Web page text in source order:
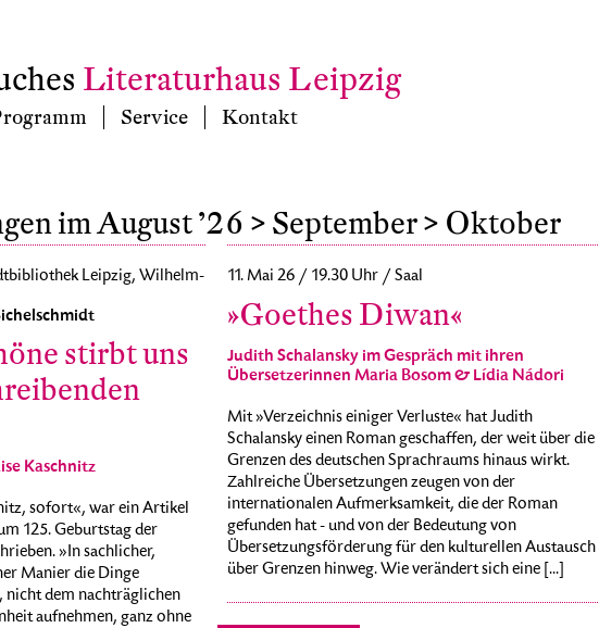
Literaturhaus Leipzig
Service Kontakt
im August ’26 > September> Oktober
Leipzig, Wilhelm-
stirbt uns
Kaschnitz
sofort«, war ein Artikel
125. Geburtstag der
»In sachlicher,
Manier die Dinge
nicht dem nachträglichen
aufnehmen, ganz ohne
11. Mai 26 / 19.30 Uhr / Saal
»Goethes Diwan«
Judith Schalansky im Gespräch mit ihren
Übersetzerinnen Maria Bosom & Lídia Nádori
Mit »Verzeichnis einiger Verluste« hat Judith
Schalansky einen Roman geschaffen, der weit über die
Grenzen des deutschen Sprachraums hinaus wirkt.
Zahlreiche Übersetzungen zeugen von der
internationalen Aufmerksamkeit, die der Roman
gefunden hat - und von der Bedeutung von
Übersetzungsförderung für den kulturellen Austausch
über Grenzen hinweg. Wie verändert sich eine [...]
29 30 1 2 3 4
6 7 8 9 10 11 12
13 14 15 16 17
20 21 23 24 25 26